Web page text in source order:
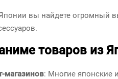
вы найдете огромный
товаров из
магазинов: Многие японские